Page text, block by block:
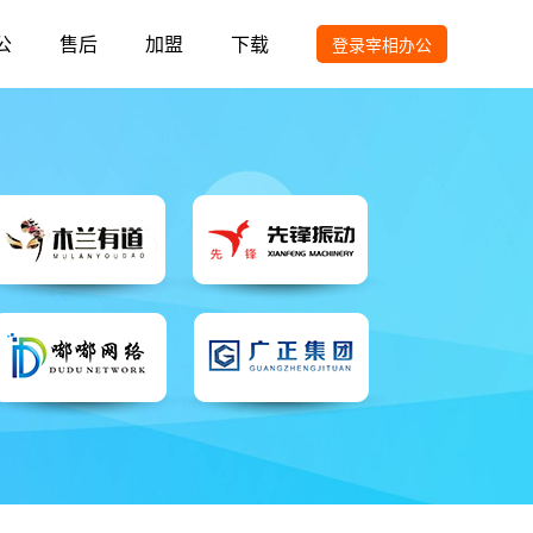
售后 加盟 下载 登录宰相办公